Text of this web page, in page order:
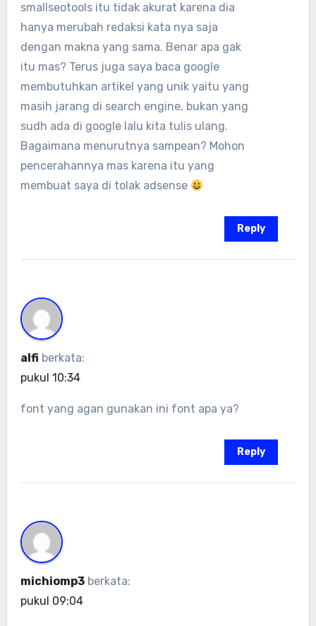
smallseotools itu tidak akurat karena dia
hanya merubah redaksi kata nya saja
dengan makna yang sama. Benar apa gak
itu mas? Terus juga saya baca google
membutuhkan artikel yang unik yaitu yang
masih jarang di search engine, bukan yang
sudh ada di google lalu kita tulis ulang.
Bagaimana menurutnya sampean? Mohon
pencerahannya mas karena itu yang
membuat saya di tolak adsense
Reply
alfi berkata:
pukul 10:34
font yang agan gunakan ini font apa ya?
Reply
michiomp3 berkata:
pukul 09:04